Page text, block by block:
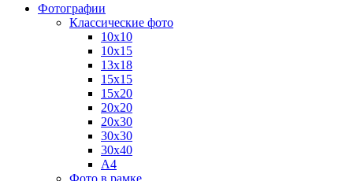
Фотографии
Классические фото
10х10
10х15
13х18
15х15
15х20
20х20
20х30
30х30
30х40
А4
Фото в рамке